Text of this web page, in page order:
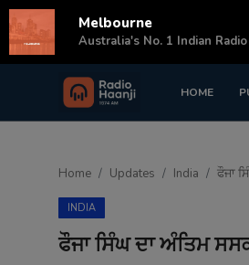
HOME
Login Register
Punjabi Podcast
Kitaab Kahani
Home Updates India ਫੌਜਾ
INDIA
ਫੌਜਾ ਸਿੰਘ ਦਾ ਅੰਤਿਮ
Melbourne
Australia's No. 1 Indian